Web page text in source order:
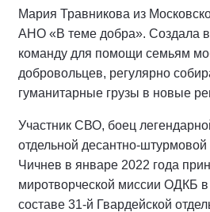
Мария Травникова из
АНО «В теме добра». Создала
команду для помощи семьям
добровольцев, регулярно
гуманитарные грузы в новые
Участник СВО, боец
отдельной десантно-
Чичнев в январе 2022 года
миротворческой миссии ОДКБ в
составе 31-й Гвардейской